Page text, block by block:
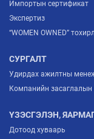
Импортын сертификат
Экспертиз
“WOMEN OWNED”
СУРГАЛТ
Удирдах ажилтны
Компанийн засаглалын
ҮЗЭСГЭЛЭН,
Дотоод хуваарь